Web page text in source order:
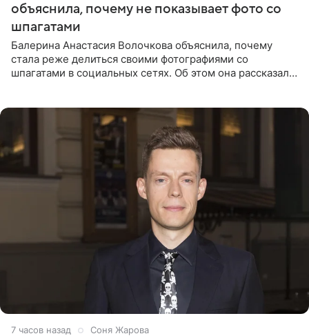
объяснила, почему не показывает фото со
шпагатами
Балерина Анастасия Волочкова объяснила, почему
стала реже делиться своими фотографиями со
шпагатами в социальных сетях. Об этом она рассказала
7 часов назад Соня Жарова